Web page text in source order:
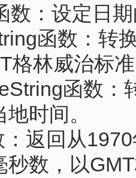
数：设定日期
函数：转
格林威治标
函数：
时间。
返回从
秒数，以